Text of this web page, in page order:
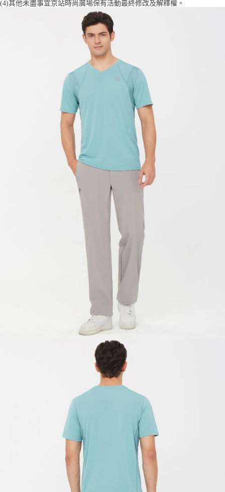
「AFTEE先享後付」，若未經同意申辦者引起之損失，本公司不負相關責
４．使用「AFTEE先享後付」時，將依據個別帳號之用戶狀況，依本公司即
時審查核予不同之上限額度；若仍有額度不足之情形，本公司將視審查結果
５．嚴禁一人註冊多個帳號或使用他人資訊註冊。若發現惡意使用之情形，
恩沛科技股份有限公司將有權停止該用戶之使用額度並採取法律行動。
(4)其他未盡事宜京站時尚廣場保有活動最終修改及解釋權。